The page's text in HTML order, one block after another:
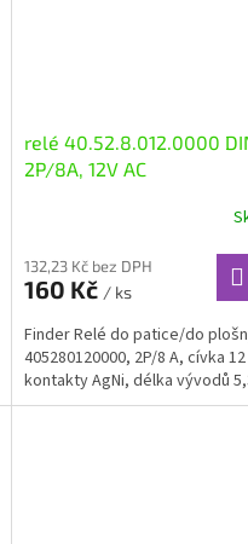
relé 40.52.8.012.0000
2P/8A, 12V AC
132,23 Kč bez DPH
160 Kč / ks
Finder Relé do patice/do
405280120000, 2P/8 A, cívka 12
kontakty AgNi, délka vývodů